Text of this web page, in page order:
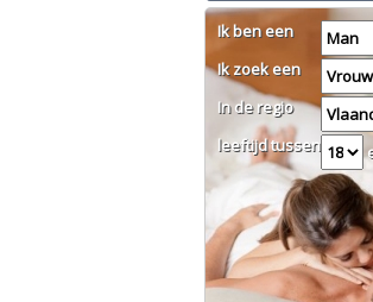
Ik ben een
Ik zoek een
In de regio
leeftijd tussen